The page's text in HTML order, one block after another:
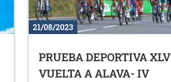
21/08/2023
PRUEBA DEPORTIVA XLV
VUELTA A ALAVA- IV